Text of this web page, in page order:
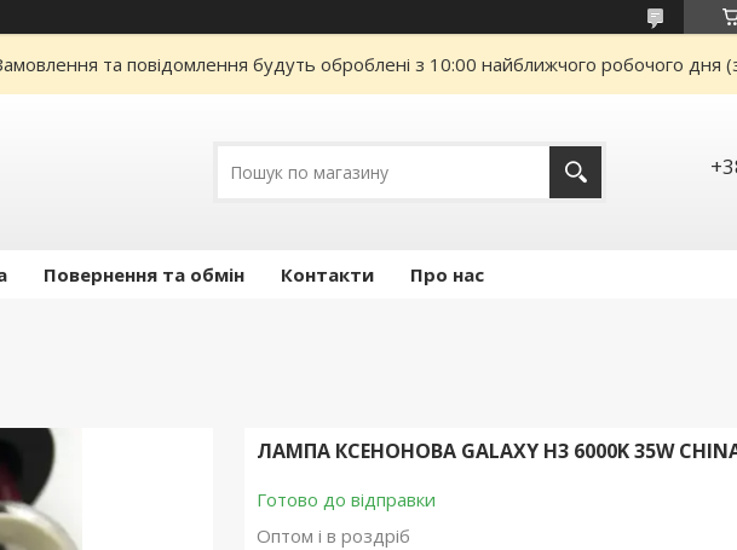
та повідомлення будуть оброблені з 10:00 найближчого робочого дня
Повернення та обмін Контакти Про нас
ЛАМПА КСЕНОНОВА GALAXY H3 6000K 35W
Готово до відправки
Оптом і в роздріб